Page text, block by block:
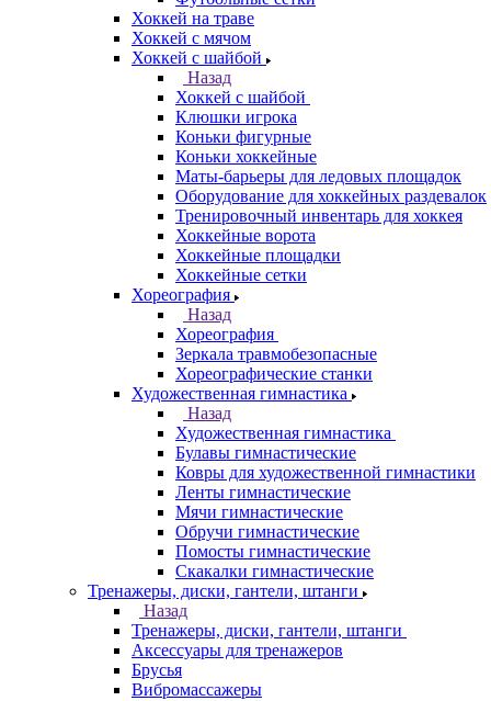
Хоккей на траве
Хоккей с мячом
Хоккей с шайбой
Назад
Хоккей с шайбой
Клюшки игрока
Коньки фигурные
Коньки хоккейные
Маты-барьеры для ледовых площадок
Оборудование для хоккейных раздевалок
Тренировочный инвентарь для хоккея
Хоккейные ворота
Хоккейные площадки
Хоккейные сетки
Хореография
Назад
Хореография
Зеркала травмобезопасные
Хореографические станки
Художественная гимнастика
Назад
Художественная гимнастика
Булавы гимнастические
Ковры для художественной гимнастики
Ленты гимнастические
Мячи гимнастические
Обручи гимнастические
Помосты гимнастические
Скакалки гимнастические
Тренажеры, диски, гантели, штанги
Назад
Тренажеры, диски, гантели, штанги
Аксессуары для тренажеров
Брусья
Вибромассажеры